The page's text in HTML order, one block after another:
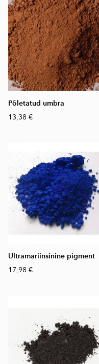
Põletatud umbra
13,38 €
Ultramariinsinine pigment
17,98 €